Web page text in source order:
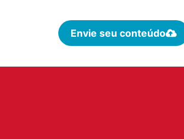
Envie seu conteúdo